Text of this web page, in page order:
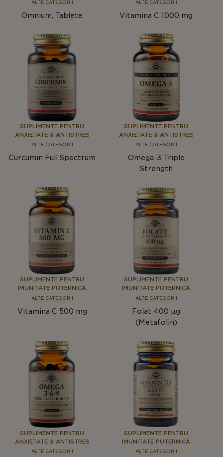
ALTE CATEGORII
Omnium, Tablete
ALTE CATEGORII
Vitamina C 1000 mg
SUPLIMENTE PENTRU
ANXIETATE & ANTISTRES
ALTE CATEGORII
Curcumin Full Spectrum
SUPLIMENTE PENTRU
ANXIETATE & ANTISTRES
ALTE CATEGORII
Omega-3 Triple
Strength
SUPLIMENTE PENTRU
IMUNITATE PUTERNICĂ
ALTE CATEGORII
Vitamina C 500 mg
SUPLIMENTE PENTRU
IMUNITATE PUTERNICĂ
ALTE CATEGORII
Folat 400 µg
(Metafolin)
SUPLIMENTE PENTRU
ANXIETATE & ANTISTRES
ALTE CATEGORII
SUPLIMENTE PENTRU
IMUNITATE PUTERNICĂ
ALTE CATEGORII